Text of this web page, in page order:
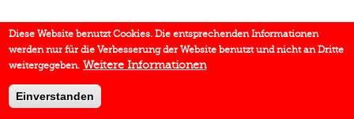
Diese Website benutzt Cookies. Die entsprechenden Informationen
werden nur für die Verbesserung der Website benutzt und nicht an Dritte
weitergegeben. Weitere Informationen
Einverstanden